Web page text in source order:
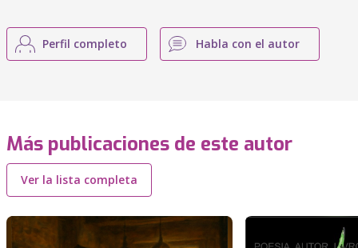
Perfil completo Habla con el autor
Más publicaciones de este autor
Ver la lista completa